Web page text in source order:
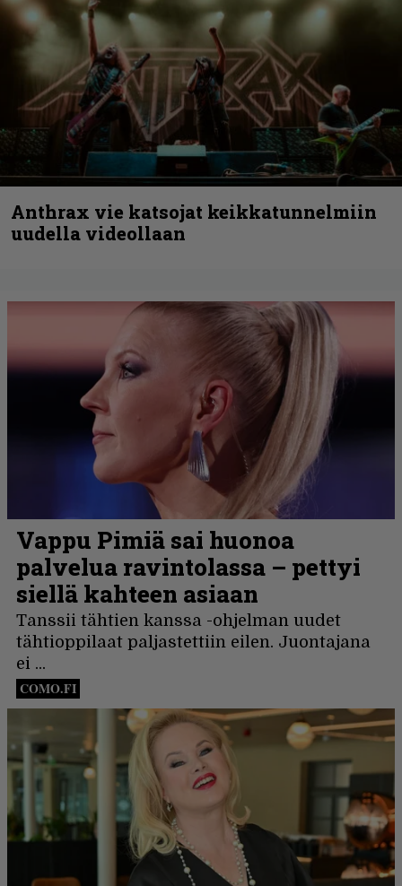
Anthrax vie katsojat keikkatunnelmiin
uudella videollaan